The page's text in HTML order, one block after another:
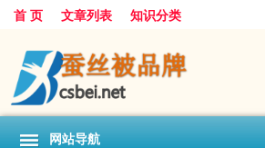
首 页 文章列表 知识分类
网站导航